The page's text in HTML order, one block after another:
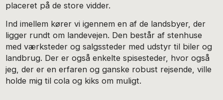
placeret på de store vidder.
Ind imellem kører vi igennem en af de landsbyer, der
ligger rundt om landevejen. Den består af stenhuse
med værksteder og salgssteder med udstyr til biler og
landbrug. Der er også enkelte spisesteder, hvor også
jeg, der er en erfaren og ganske robust rejsende, ville
holde mig til cola og kiks om muligt.